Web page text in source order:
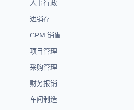
人事行政
进销存
CRM 销售
项目管理
采购管理
财务报销
车间制造